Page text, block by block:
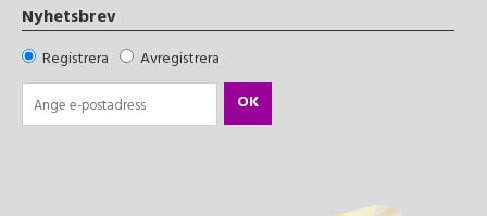
Nyhetsbrev
Registrera
Avregistrera
OK